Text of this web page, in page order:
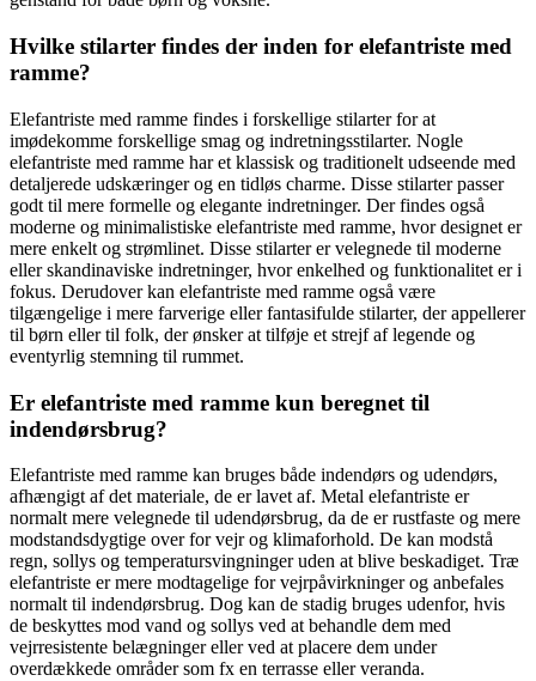
Hvilke stilarter findes der inden for elefantriste med
ramme?
Elefantriste med ramme findes i forskellige stilarter for at
imødekomme forskellige smag og indretningsstilarter. Nogle
elefantriste med ramme har et klassisk og traditionelt udseende med
detaljerede udskæringer og en tidløs charme. Disse stilarter passer
godt til mere formelle og elegante indretninger. Der findes også
moderne og minimalistiske elefantriste med ramme, hvor designet er
mere enkelt og strømlinet. Disse stilarter er velegnede til moderne
eller skandinaviske indretninger, hvor enkelhed og funktionalitet er i
fokus. Derudover kan elefantriste med ramme også være
tilgængelige i mere farverige eller fantasifulde stilarter, der appellerer
til børn eller til folk, der ønsker at tilføje et strejf af legende og
eventyrlig stemning til rummet.
Er elefantriste med ramme kun beregnet til
indendørsbrug?
Elefantriste med ramme kan bruges både indendørs og udendørs,
afhængigt af det materiale, de er lavet af. Metal elefantriste er
normalt mere velegnede til udendørsbrug, da de er rustfaste og mere
modstandsdygtige over for vejr og klimaforhold. De kan modstå
regn, sollys og temperatursvingninger uden at blive beskadiget. Træ
elefantriste er mere modtagelige for vejrpåvirkninger og anbefales
normalt til indendørsbrug. Dog kan de stadig bruges udenfor, hvis
de beskyttes mod vand og sollys ved at behandle dem med
vejrresistente belægninger eller ved at placere dem under
overdækkede områder som fx en terrasse eller veranda.